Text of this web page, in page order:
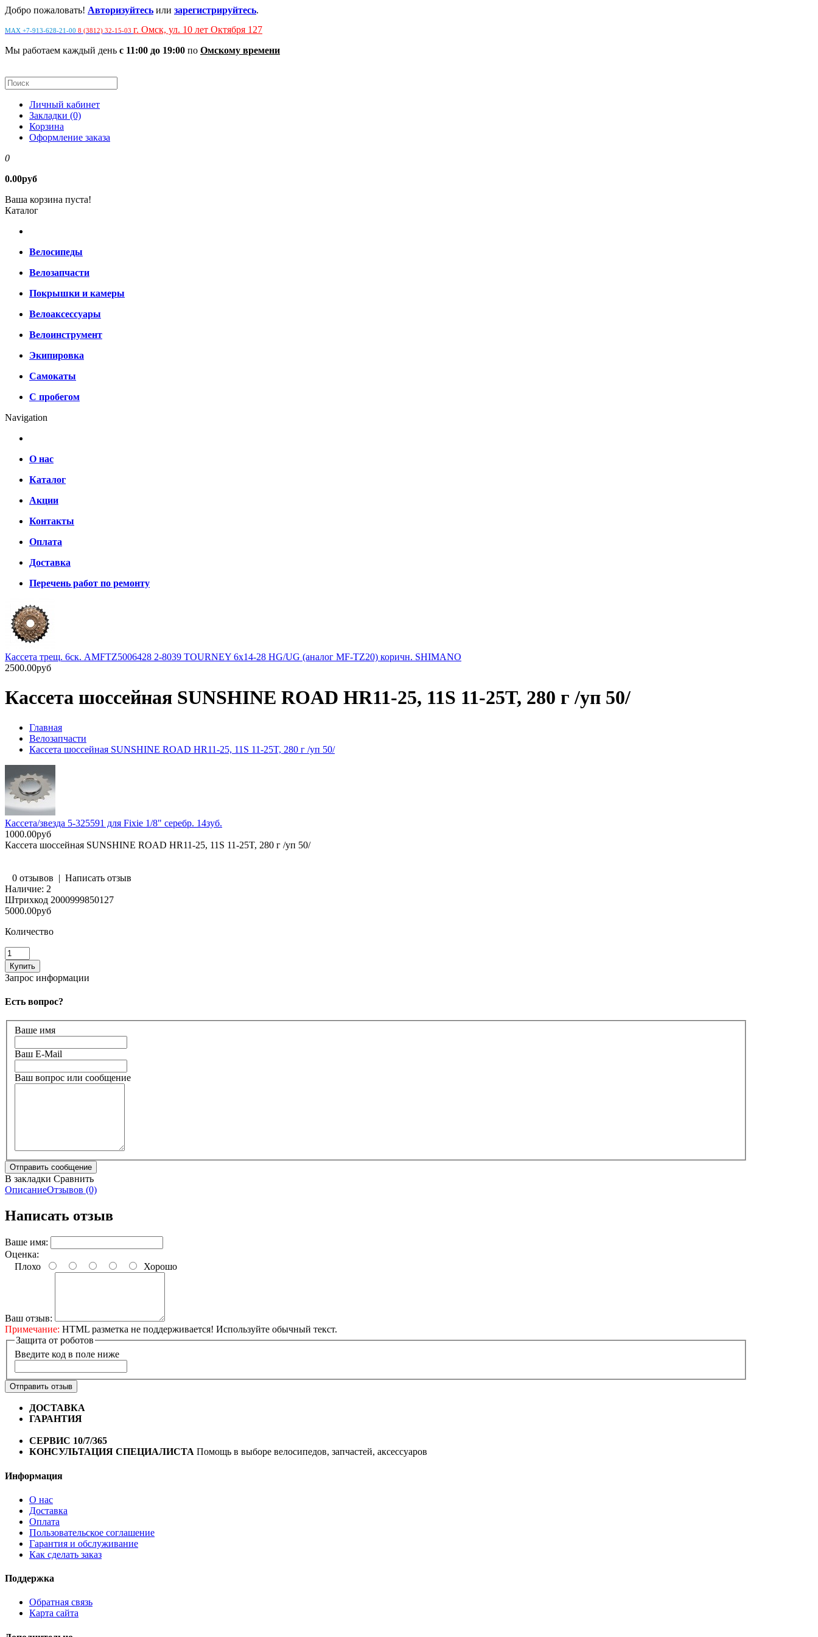
Добро пожаловать! Авторизуйтесь или зарегистрируйтесь.
MAX +7-913-628-21-00 8 (3812) 32-15-03 г. Омск, ул. 10 лет Октября 127
Мы работаем каждый день с 11:00 до 19:00 по Омскому времени
Личный кабинет
Закладки (0)
Корзина
Оформление заказа
0
0.00руб
Ваша корзина пуста!
Каталог
Велосипеды
Велозапчасти
Покрышки и камеры
Велоаксессуары
Велоинструмент
Экипировка
Самокаты
С пробегом
Navigation
О нас
Каталог
Акции
Контакты
Оплата
Доставка
Перечень работ по ремонту
Кассета трещ. 6ск. AMFTZ5006428 2-8039 TOURNEY 6х14-28 HG/UG (аналог MF-TZ20) коричн. SHIMANO
2500.00руб
Кассета шоссейная SUNSHINE ROAD HR11-25, 11S 11-25T, 280 г /уп 50/
Главная
Велозапчасти
Кассета шоссейная SUNSHINE ROAD HR11-25, 11S 11-25T, 280 г /уп 50/
Кассета/звезда 5-325591 для Fixie 1/8" серебр. 14зуб.
1000.00руб
Кассета шоссейная SUNSHINE ROAD HR11-25, 11S 11-25T, 280 г /уп 50/
0 отзывов | Написать отзыв
Наличие: 2
Штрихкод 2000999850127
5000.00руб
Количество
Запрос информации
Есть вопрос?
Ваше имя
Ваш E-Mail
Ваш вопрос или сообщение
В закладки Сравнить
ОписаниеОтзывов (0)
Написать отзыв
Ваше имя:
Оценка:
Плохо
Хорошо
Ваш отзыв:
Примечание: HTML разметка не поддерживается! Используйте обычный текст.
Защита от роботов
Введите код в поле ниже
Отправить отзыв
ДОСТАВКА
ГАРАНТИЯ
СЕРВИС 10/7/365
КОНСУЛЬТАЦИЯ СПЕЦИАЛИСТА Помощь в выборе велосипедов, запчастей, аксессуаров
Информация
О нас
Доставка
Оплата
Пользовательское соглашение
Гарантия и обслуживание
Как сделать заказ
Поддержка
Обратная связь
Карта сайта